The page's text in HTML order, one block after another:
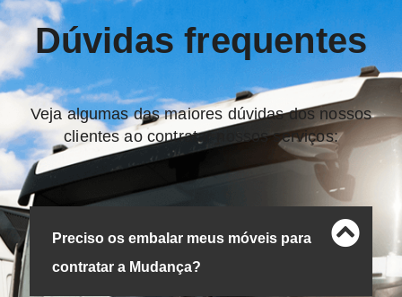
Dúvidas frequentes
Veja algumas das maiores dúvidas dos nossos
clientes ao contratar nossos serviços:
Preciso os embalar meus móveis para
contratar a Mudança?